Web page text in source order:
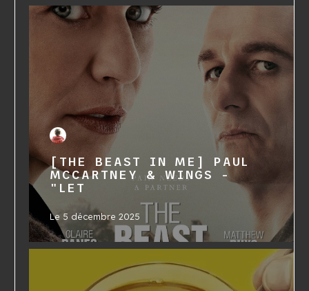
[THE BEAST IN ME] PAUL
MCCARTNEY & WINGS -
"LET
Le 5 décembre 2025